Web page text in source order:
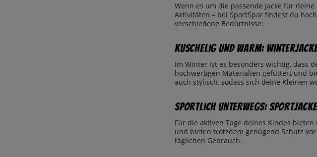
Wenn es um die passende Jacke für
Aktivitäten – bei SportSpar findest du
verschiedene Bedürfnisse:
Kuschelig und Warm:
Im Winter ist es besonders wichtig, dass
hochwertigen Materialien gefüttert und
auch stylisch, sodass sich deine Kleinen
Sportlich unterwegs:
Für die aktiven Tage deines Kindes
und bieten trotzdem genügend Schutz
täglichen Gebrauch.